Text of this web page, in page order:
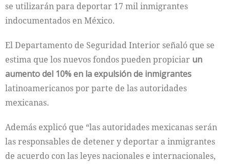
se utilizarán para deportar 17 mil inmigrantes
indocumentados en México.
El Departamento de Seguridad Interior señaló que se
estima que los nuevos fondos pueden propiciar un
aumento del 10% en la expulsión de inmigrantes
latinoamericanos por parte de las autoridades
mexicanas.
Además explicó que “las autoridades mexicanas serán
las responsables de detener y deportar a inmigrantes
de acuerdo con las leyes nacionales e internacionales,